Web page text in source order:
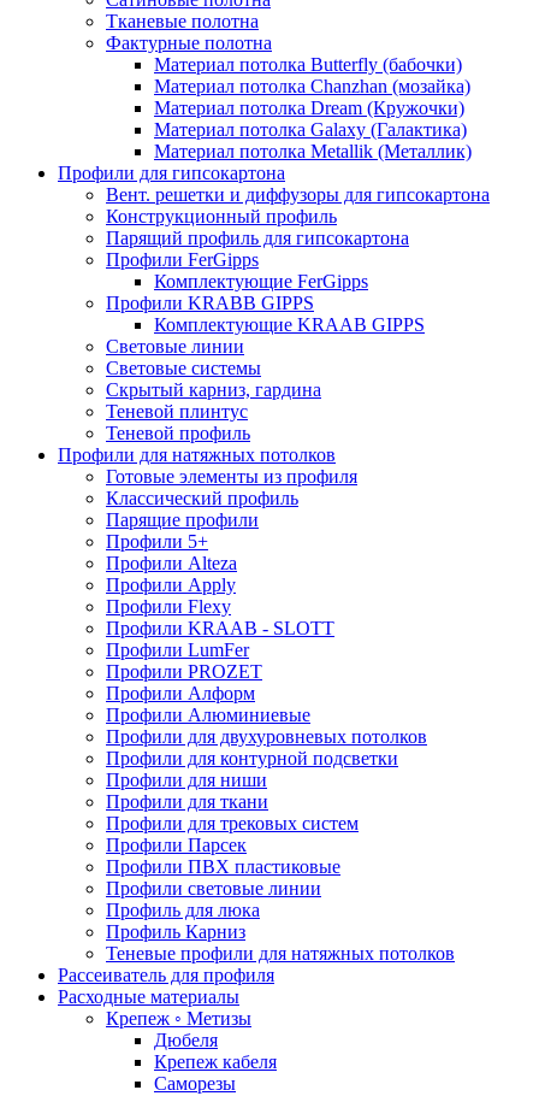
Тканевые полотна
Фактурные полотна
Материал потолка Butterfly (бабочки)
Материал потолка Chanzhan (мозайка)
Материал потолка Dream (Кружочки)
Материал потолка Galaxy (Галактика)
Материал потолка Metallik (Металлик)
Профили для гипсокартона
Вент. решетки и диффузоры для гипсокартона
Конструкционный профиль
Парящий профиль для гипсокартона
Профили FerGipps
Комплектующие FerGipps
Профили KRABB GIPPS
Комплектующие KRAAB GIPPS
Световые линии
Световые системы
Скрытый карниз, гардина
Теневой плинтус
Теневой профиль
Профили для натяжных потолков
Готовые элементы из профиля
Классический профиль
Парящие профили
Профили 5+
Профили Alteza
Профили Apply
Профили Flexy
Профили KRAAB - SLOTT
Профили LumFer
Профили PROZET
Профили Алформ
Профили Алюминиевые
Профили для двухуровневых потолков
Профили для контурной подсветки
Профили для ниши
Профили для ткани
Профили для трековых систем
Профили Парсек
Профили ПВХ пластиковые
Профили световые линии
Профиль для люка
Профиль Карниз
Теневые профили для натяжных потолков
Рассеиватель для профиля
Расходные материалы
Крепеж ◦ Метизы
Дюбеля
Крепеж кабеля
Саморезы